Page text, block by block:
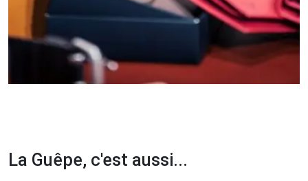
La Guêpe, c'est aussi...